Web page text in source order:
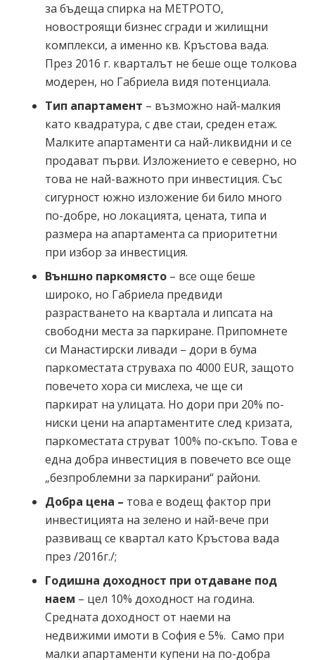
за бъдеща спирка на МЕТРОТО,
новостроящи бизнес сгради и жилищни
комплекси, а именно кв. Кръстова вада.
През 2016 г. кварталът не беше още толкова
модерен, но Габриела видя потенциала.
Тип апартамент – възможно най-малкия
като квадратура, с две стаи, среден етаж.
Малките апартаменти са най-ликвидни и се
продават първи. Изложението е северно, но
това не най-важното при инвестиция. Със
сигурност южно изложение би било много
по-добре, но локацията, цената, типа и
размера на апартамента са приоритетни
при избор за инвестиция.
Външно паркомясто – все още беше
широко, но Габриела предвиди
разрастването на квартала и липсата на
свободни места за паркиране. Припомнете
си Манастирски ливади – дори в бума
паркоместата струваха по 4000 EUR, защото
повечето хора си мислеха, че ще си
паркират на улицата. Но дори при 20% по-
ниски цени на апартаментите след кризата,
паркоместата струват 100% по-скъпо. Това е
една добра инвестиция в повечето все още
„безпроблемни за паркирани“ райони.
Добра цена – това е водещ фактор при
инвестицията на зелено и най-вече при
развиващ се квартал като Кръстова вада
през /2016г./;
Годишна доходност при отдаване под
наем – цел 10% доходност на година.
Средната доходност от наеми на
недвижими имоти в София е 5%. Само при
малки апартаменти купени на по-добра